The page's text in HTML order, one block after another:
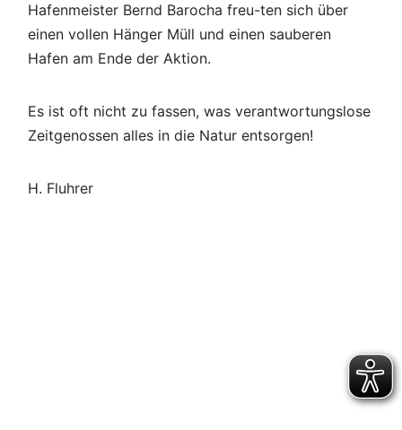
Hafenmeister Bernd Barocha freu-ten sich über
einen vollen Hänger Müll und einen sauberen
Hafen am Ende der Aktion.
Es ist oft nicht zu fassen, was verantwortungslose
Zeitgenossen alles in die Natur entsorgen!
H. Fluhrer